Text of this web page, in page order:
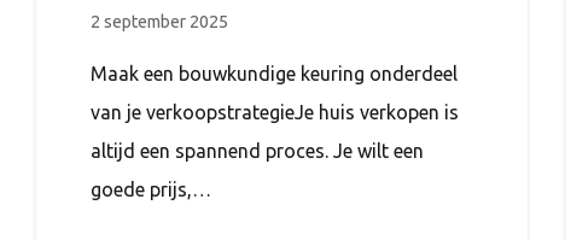
2 september 2025
Maak een bouwkundige keuring onderdeel
van je verkoopstrategieJe huis verkopen is
altijd een spannend proces. Je wilt een
goede prijs,…